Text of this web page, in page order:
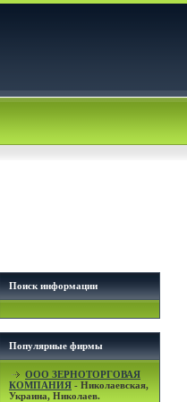
Поиск информации
Популярные фирмы
OOO ЗЕРНОТОРГОВАЯ
КОМПАНИЯ - Николаевская,
Украина, Николаев.